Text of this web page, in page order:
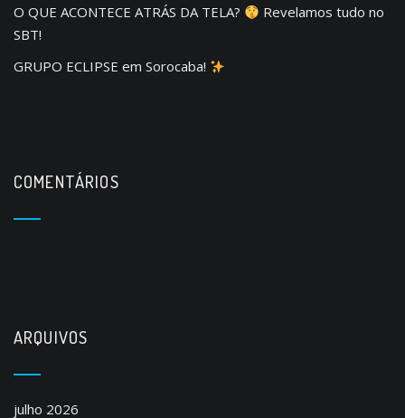
O QUE ACONTECE ATRÁS DA TELA?
Revelamos tudo no
SBT!
GRUPO ECLIPSE em Sorocaba!
COMENTÁRIOS
ARQUIVOS
julho 2026